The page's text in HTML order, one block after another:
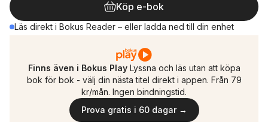
Köp e-bok
Läs direkt i Bokus Reader – eller ladda ned till din enhet
Finns även i Bokus Play Lyssna och läs utan att köpa
bok för bok - välj din nästa titel direkt i appen. Från 79
kr/mån. Ingen bindningstid.
Prova gratis i 60 dagar →